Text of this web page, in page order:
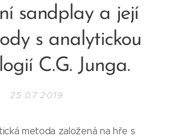
sandplay a její
s analytickou
C.G. Junga.
25.07.2019
metoda založená na hře s